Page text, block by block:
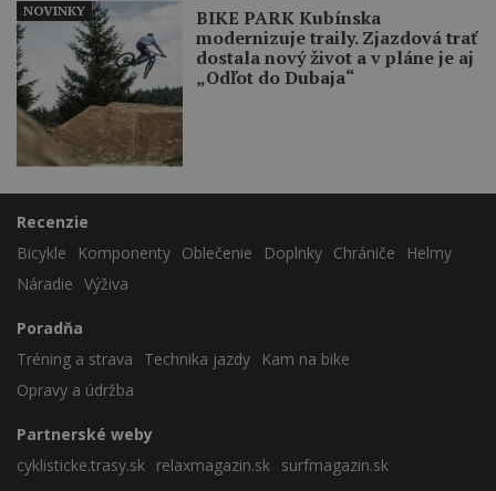
BIKE PARK Kubínska
modernizuje traily. Zjazdová trať
dostala nový život a v pláne je aj
„Odľot do Dubaja“
NOVINKY
Recenzie
Bicykle
Komponenty Oblečenie Doplnky Chrániče
Helmy
Náradie Výživa
Poradňa
Tréning a strava
Technika jazdy
Kam na bike
Opravy a údržba
Partnerské weby
cyklisticke.trasy.sk relaxmagazin.sk surfmagazin.sk